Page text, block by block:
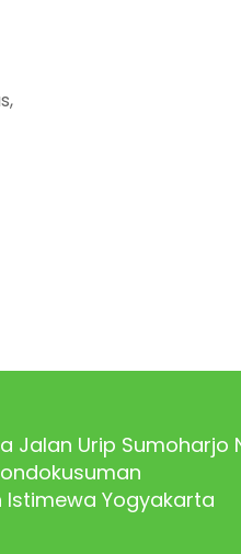
Jalan Urip Sumoharjo
Istimewa Yogyakarta